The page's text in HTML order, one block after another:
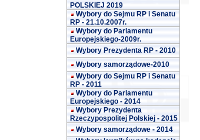
POLSKIEJ 2019
Wybory do Sejmu RP i Senatu
RP - 21.10.2007r.
Wybory do Parlamentu
Europejskiego-2009r.
Wybory Prezydenta RP - 2010
Wybory samorządowe-2010
Wybory do Sejmu RP i Senatu
RP - 2011
Wybory do Parlamentu
Europejskiego - 2014
Wybory Prezydenta
Rzeczypospolitej Polskiej - 2015
Wybory samorządowe - 2014